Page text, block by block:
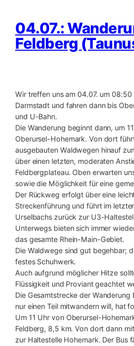
04.07.:
Feldberg
Wir treffen uns am 04.07. um
Darmstadt und fahren dann bis
und U-Bahn.
Die Wanderung beginnt dann, um
Oberursel-Hohemark. Von dort
ausgebauten Waldwegen hinauf
über einen letzten, moderaten
Feldbergplateau. Oben erwarten
sowie die Möglichkeit für eine
Der Rückweg erfolgt über eine
Streckenführung und führt im
Urselbachs zurück zur U3-
Unterwegs bieten sich immer
das gesamte Rhein-Main-Gebiet.
Die Waldwege sind gut begehbar;
festes Schuhwerk.
Auch aufgrund möglicher Hitze
Flüssigkeit und Proviant geachtet
Die Gesamtstrecke der
nur einen Teil mitwandern will, hat
Um 11 Uhr von Oberursel-
Feldberg, 8,5 km. Von dort dann
zur Haltestelle Hohemark. Der Bus